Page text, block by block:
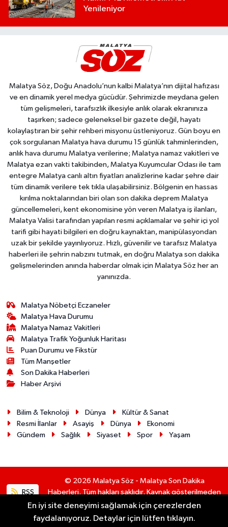
Yenileniyor
Malatya Söz, Doğu Anadolu’nun kalbi Malatya’nın dijital hafızası
ve en dinamik yerel medya gücüdür. Şehrimizde meydana gelen
tüm gelişmeleri, tarafsızlık ilkesiyle anlık olarak ekranınıza
taşırken; sadece geleneksel bir gazete değil, hayatı
kolaylaştıran bir şehir rehberi misyonu üstleniyoruz. Gün boyu en
çok sorgulanan Malatya hava durumu 15 günlük tahminlerinden,
anlık hava durumu Malatya verilerine; Malatya namaz vakitleri ve
Malatya ezan vakti takibinden, Malatya Kuyumcular Odası ile tam
entegre Malatya canlı altın fiyatları analizlerine kadar şehre dair
tüm dinamik verilere tek tıkla ulaşabilirsiniz. Bölgenin en hassas
kırılma noktalarından biri olan son dakika deprem Malatya
güncellemeleri, kent ekonomisine yön veren Malatya iş ilanları,
Malatya Valisi tarafından yapılan resmi açıklamalar ve şehir içi yol
tarifi gibi hayati bilgileri en doğru kaynaktan, manipülasyondan
uzak bir şekilde yayınlıyoruz. Hızlı, güvenilir ve tarafsız Malatya
haberleri ile şehrin nabzını tutmak, en doğru Malatya son dakika
gelişmelerinden anında haberdar olmak için Malatya Söz her an
yanınızda.
Malatya Nöbetçi Eczaneler
Malatya Hava Durumu
Malatya Namaz Vakitleri
Malatya Trafik Yoğunluk Haritası
Puan Durumu ve Fikstür
Tüm Manşetler
Son Dakika Haberleri
Haber Arşivi
Bilim & Teknoloji Dünya
Kültür & Sanat
Resmi İlanlar
Asayiş Dünya
Ekonomi
Gündem
Sağlık Siyaset Spor Yaşam
RSS
© 2026 Malatya Söz - Malatya Son Dakika
Haberleri. Tüm hakları saklıdır. Kaynak gösterilmeden
alıntı yapılamaz.
En iyi site deneyimi sağlamak için çerezlerden
faydalanıyoruz. Detaylar için lütfen tıklayın.